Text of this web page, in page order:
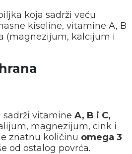
koja sadrži veću
kiseline, vitamine A, B
(magnezijum, kalcijum i
sadrži vitamine A, B i C,
magnezijum, cink i
znatnu količinu omega 3
od ostalog povrća.